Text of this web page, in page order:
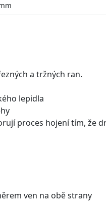
a tržných ran.
lepidla
proces hojení tím, že
ven na obě strany